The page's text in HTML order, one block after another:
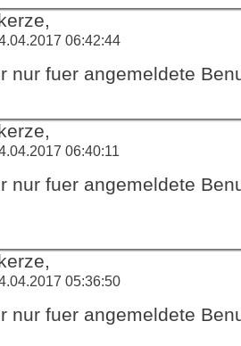
06:42:44
nur fuer angemeldete
06:40:11
nur fuer angemeldete
05:36:50
nur fuer angemeldete